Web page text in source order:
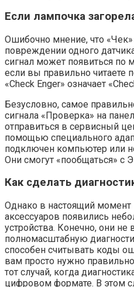
Если лампочка
Ошибочно мнение, что «Чек»
повреждении одного
сигнал может появиться
если вы правильно читаете
«Check Enger» означает
Безусловно, самое
сигнала «Проверка» на
отправиться в сервисный
помощью специального
подключен компьютер или
Они смогут «пообщаться» с
Как сделать
Однако в настоящий
аксессуаров появились
устройства. Конечно, они не
полномасштабную
способен считывать коды
вам просто нужно
тот случай, когда
цифровом формате. В этом